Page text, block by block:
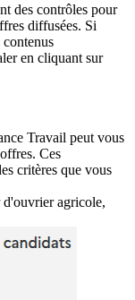
des contrôles pour
diffusées. Si
contenus
en cliquant sur
Travail peut vous
Ces
critères que vous
d'ouvrier agricole,